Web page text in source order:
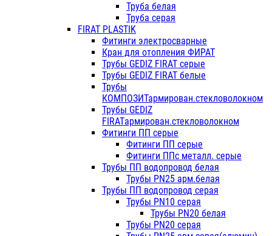
Труба белая
Труба серая
FIRAT PLASTIK
Фитинги электросварные
Кран для отопления ФИРАТ
Трубы GEDIZ FIRAT серые
Трубы GEDIZ FIRAT белые
Трубы
КОМПОЗИТармирован.стекловолокном
Трубы GEDIZ
FIRATармирован.стекловолокном
Фитинги ПП серые
Фитинги ПП серые
Фитинги ППс металл. серые
Трубы ПП водопровод белая
Трубы PN25 арм.белая
Трубы ПП водопровод серая
Трубы PN10 серая
Трубы PN20 белая
Трубы PN20 серая